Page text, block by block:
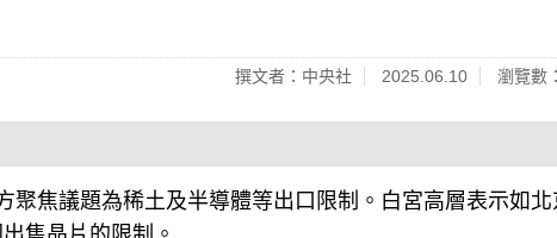
撰文者：中央社 2025.06.10 瀏覽數
聚焦議題為稀土及半導體等出口限制。白宮高層表示如北